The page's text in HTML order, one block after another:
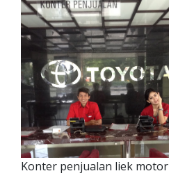
Konter penjualan liek motor